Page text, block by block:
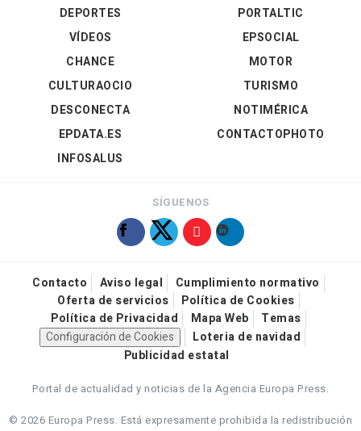
DEPORTES
VÍDEOS
PORTALTIC
EPSOCIAL
CHANCE
CULTURAOCIO
DESCONECTA
EPDATA.ES
INFOSALUS
MOTOR
TURISMO
NOTIMÉRICA
CONTACTOPHOTO
SÍGUENOS
Contacto Aviso legal
Cumplimiento normativo
Oferta de servicios
Política de Cookies
Política de Privacidad
Mapa Web
Temas
Configuración de Cookies
Loteria de navidad
Publicidad estatal
Portal de actualidad y noticias de la Agencia Europa Press.
© 2026 Europa Press. Está expresamente prohibida la redistribución